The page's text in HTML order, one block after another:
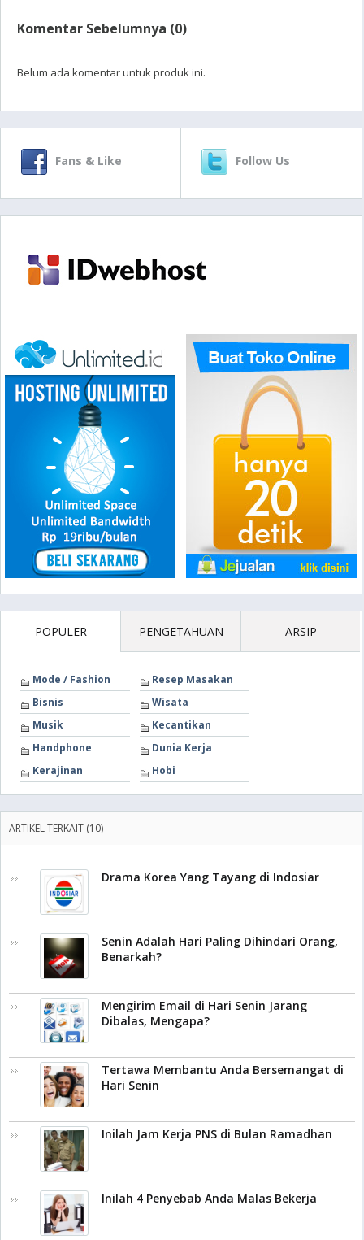
Komentar Sebelumnya (0)
Belum ada komentar untuk produk ini.
Fans & Like Follow Us
POPULER PENGETAHUAN ARSIP
Mode / Fashion
Resep Masakan
Bisnis
Wisata
Musik
Kecantikan
Handphone
Dunia Kerja
Kerajinan
Hobi
ARTIKEL TERKAIT (10)
Drama Korea Yang Tayang di Indosiar
Senin Adalah Hari Paling Dihindari Orang,
Benarkah?
Mengirim Email di Hari Senin Jarang
Dibalas, Mengapa?
Tertawa Membantu Anda Bersemangat di
Hari Senin
Inilah Jam Kerja PNS di Bulan Ramadhan
Inilah 4 Penyebab Anda Malas Bekerja